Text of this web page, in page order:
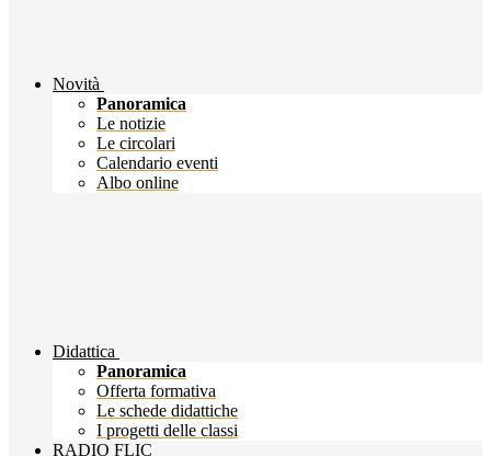
Novità
Panoramica
Le notizie
Le circolari
Calendario eventi
Albo online
Didattica
Panoramica
Offerta formativa
Le schede didattiche
I progetti delle classi
RADIO FLIC